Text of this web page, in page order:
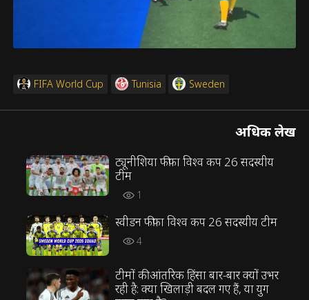
FIFA World Cup Tunisia Sweden
अधिक लेख
ट्यूनीशिया फीफा विश्व कप 26 सदस्यीय
टीम
1
स्वीडन फीफा विश्व कप 26 सदस्यीय टीम
4
टीमों की आंतरिक हिंसा बार-बार क्यों उभर
रही है: क्या खिलाड़ी बदल गए हैं, या युग